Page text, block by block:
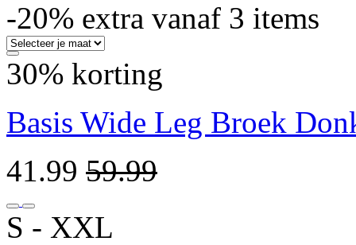
-20% extra vanaf 3 items
30% korting
Basis Wide Leg Broek
41.99 59.99
S ‐ XXL